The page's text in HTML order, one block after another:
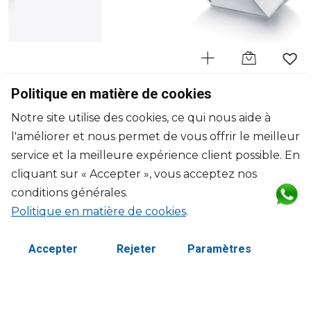
BACCARAT
Vase 250 Octogone
H: 25cm, l: 11cm, L: 18cm
$1,715
Politique en matière de cookies
Notre site utilise des cookies, ce qui nous aide à
l'améliorer et nous permet de vous offrir le meilleur
service et la meilleure expérience client possible. En
cliquant sur « Accepter », vous acceptez nos
conditions générales.
Politique en matière de cookies.
Accepter Rejeter Paramètres